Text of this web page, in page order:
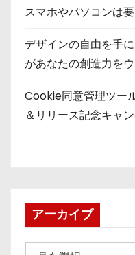
スマホやパソコンは
デザインの自由を手
があなたの創造力を
Cookie同意管理ツー
＆リリース記念キャ
アーカイブ